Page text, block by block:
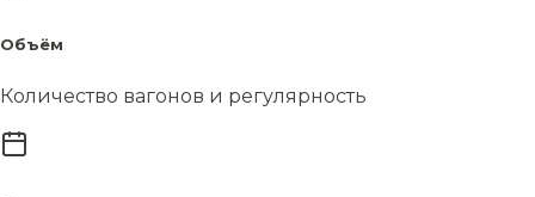
Объём
Количество вагонов и регулярность